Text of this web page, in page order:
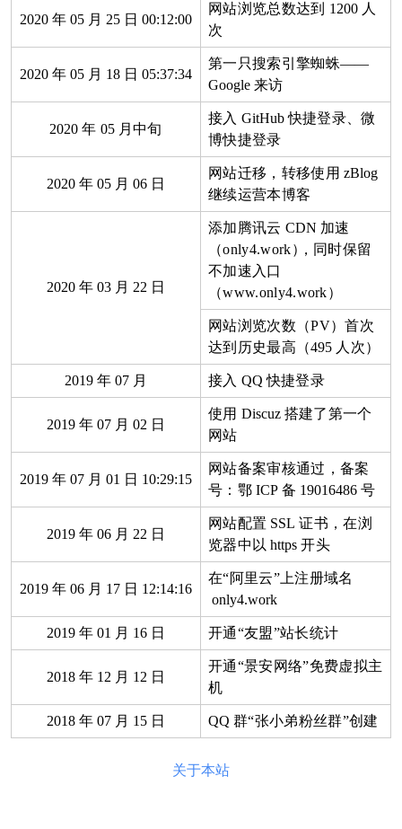
2020 年 05 月 25 日 00:12:00
网站浏览总数达到 1200 人
次
2020 年 05 月 18 日 05:37:34
第一只搜索引擎蜘蛛——
Google 来访
2020 年 05 月中旬
接入 GitHub 快捷登录、微
博快捷登录
2020 年 05 月 06 日
网站迁移，转移使用 zBlog
继续运营本博客
2020 年 03 月 22 日
添加腾讯云 CDN 加速
（only4.work），同时保留
不加速入口
（www.only4.work）
网站浏览次数（PV）首次
达到历史最高（495 人次）
2019 年 07 月 接入 QQ 快捷登录
2019 年 07 月 02 日
使用 Discuz 搭建了第一个
网站
2019 年 07 月 01 日 10:29:15
网站备案审核通过，备案
号：鄂 ICP 备 19016486 号
2019 年 06 月 22 日
网站配置 SSL 证书，在浏
览器中以 https 开头
2019 年 06 月 17 日 12:14:16
在“阿里云”上注册域名
only4.work
2019 年 01 月 16 日 开通“友盟”站长统计
2018 年 12 月 12 日
开通“景安网络”免费虚拟主
机
2018 年 07 月 15 日 QQ 群“张小弟粉丝群”创建
关于本站